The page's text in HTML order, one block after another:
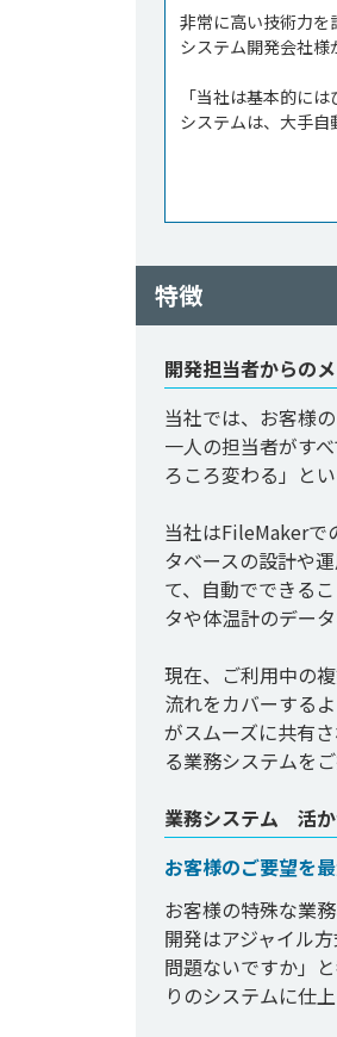
非常に高い技術力を
システム開発会社様
「当社は基本的に
システムは、大手
特徴
開発担当者からの
当社では、お客様
一人の担当者がす
ろころ変わる」と
当社はFileMakerで
タベースの設計や
て、自動でできる
タや体温計のデー
現在、ご利用中の
流れをカバーする
がスムーズに共有
る業務システムを
業務システム 活
お客様のご要望を
お客様の特殊な業
開発はアジャイル
問題ないですか」
りのシステムに仕